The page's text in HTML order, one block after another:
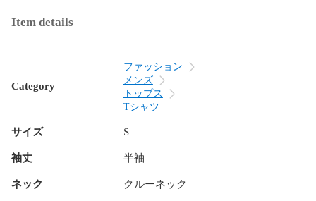
Item details
Category
ファッション
メンズ
トップス
Tシャツ
サイズ S
袖丈 半袖
ネック クルーネック